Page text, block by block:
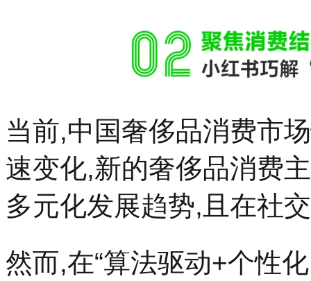
当前,中国奢侈品消费市
速变化,新的奢侈品消费
多元化发展趋势,且在社
然而,在“算法驱动+个性